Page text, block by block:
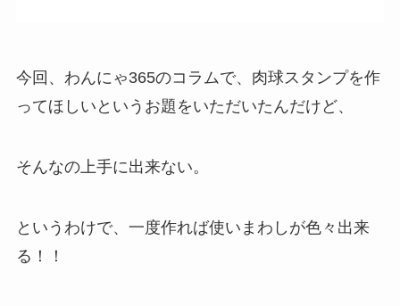
今回、わんにゃ365のコラムで、肉球スタンプを作
ってほしいというお題をいただいたんだけど、
そんなの上手に出来ない。
というわけで、一度作れば使いまわしが色々出来
る！！